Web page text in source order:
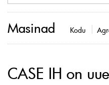
Masinad Kodu
CASE IH on